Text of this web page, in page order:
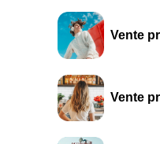
Vente
Vente